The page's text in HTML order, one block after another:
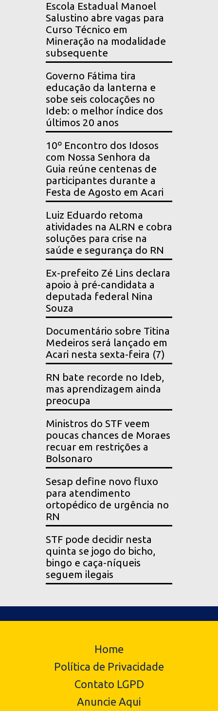
Escola Estadual Manoel
Salustino abre vagas para
Curso Técnico em
Mineração na modalidade
subsequente
Governo Fátima tira
educação da lanterna e
sobe seis colocações no
Ideb: o melhor índice dos
últimos 20 anos
10º Encontro dos Idosos
com Nossa Senhora da
Guia reúne centenas de
participantes durante a
Festa de Agosto em Acari
Luiz Eduardo retoma
atividades na ALRN e cobra
soluções para crise na
saúde e segurança do RN
Ex-prefeito Zé Lins declara
apoio à pré-candidata a
deputada federal Nina
Souza
Documentário sobre Titina
Medeiros será lançado em
Acari nesta sexta-feira (7)
RN bate recorde no Ideb,
mas aprendizagem ainda
preocupa
Ministros do STF veem
poucas chances de Moraes
recuar em restrições a
Bolsonaro
Sesap define novo fluxo
para atendimento
ortopédico de urgência no
RN
STF pode decidir nesta
quinta se jogo do bicho,
bingo e caça-níqueis
seguem ilegais
Home
Política de Privacidade
Contato LGPD
Anuncie Aqui